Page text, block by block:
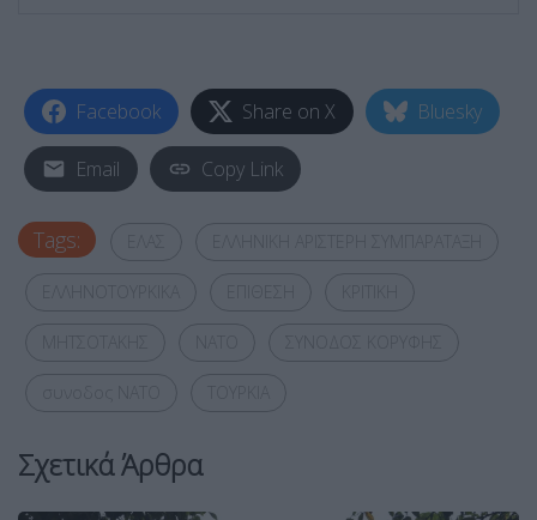
Facebook Share on X Bluesky
Email Copy Link
Tags:
Σχετικά Άρθρα